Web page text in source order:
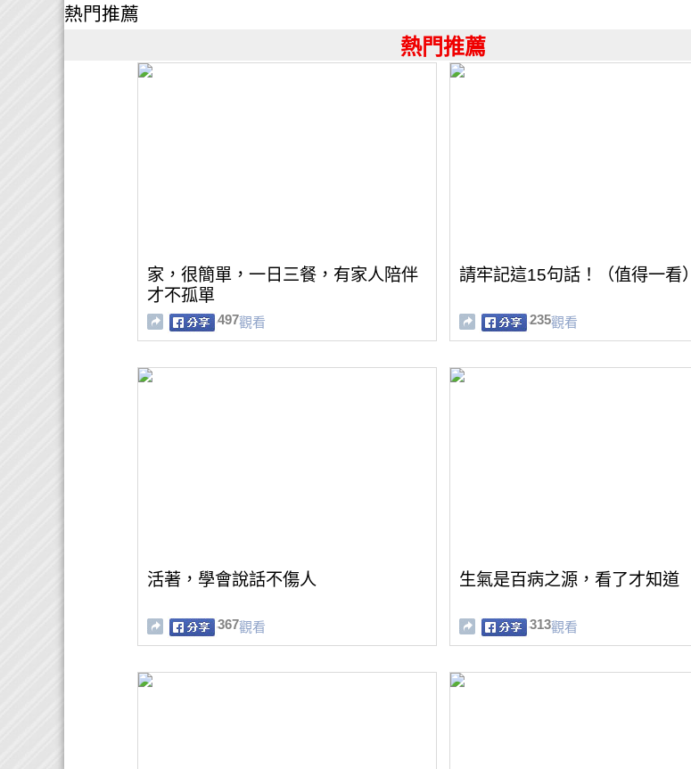
熱門推薦
熱門推薦
家，很簡單，一日三餐，有家人陪伴
才不孤單
497觀看
請牢記這15句話！（值得一看）
235觀看
活著，學會說話不傷人
367觀看
生氣是百病之源，看了才知道
313觀看